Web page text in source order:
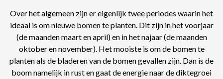
Over het algemeen zijn er eigenlijk twee periodes waarin het
ideaal is om nieuwe bomen te planten. Dit zijn in het voorjaar
(de maanden maart en april) en in het najaar (de maanden
oktober en november). Het mooiste is om de bomen te
planten als de bladeren van de bomen gevallen zijn. Dan is de
boom namelijk in rust en gaat de energie naar de diktegroei